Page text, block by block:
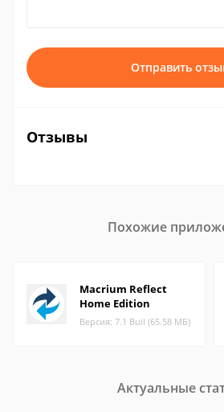
Отправить
Отзывы
Похожие
Macrium Reflect
Home Edition
Версия: 7.1 Buil (65.58 МБ)
Актуальные